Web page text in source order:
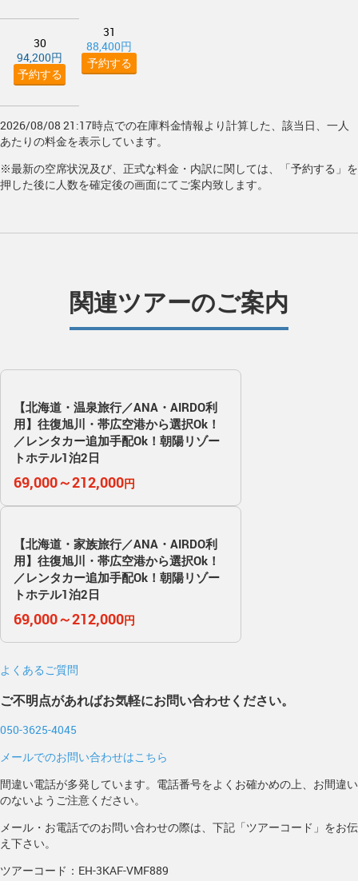
30
94,200円
予約する
31
88,400円
予約する
2026/08/08 21:17時点での在庫料金情報より計算した、該当日、一人
あたりの料金を表示しています。
※最新の空席状況及び、正式な料金・内訳に関しては、「予約する」を
押した後に人数を確定後の画面にてご案内致します。
関連ツアーのご案内
【北海道・温泉旅行／ANA・AIRDO利
用】往復旭川・帯広空港から選択Ok！
／レンタカー追加手配Ok！朝陽リゾー
トホテル1泊2日
69,000～212,000円
【北海道・家族旅行／ANA・AIRDO利
用】往復旭川・帯広空港から選択Ok！
／レンタカー追加手配Ok！朝陽リゾー
トホテル1泊2日
69,000～212,000円
よくあるご質問
ご不明点があればお気軽にお問い合わせください。
050-3625-4045
メールでのお問い合わせはこちら
間違い電話が多発しています。電話番号をよくお確かめの上、お間違い
のないようご注意ください。
メール・お電話でのお問い合わせの際は、下記「ツアーコード」をお伝
え下さい。
ツアーコード：EH-3KAF-VMF889